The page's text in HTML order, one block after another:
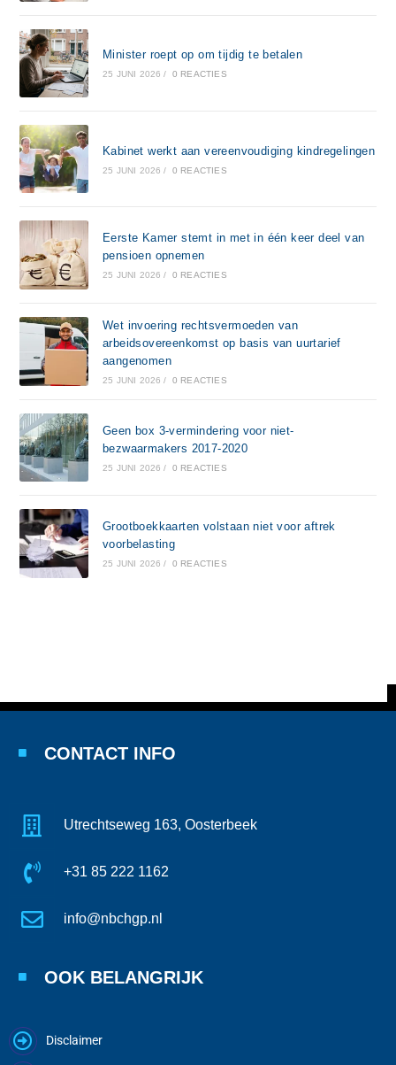
Minister roept op om tijdig te betalen
25 JUNI 2026 / 0 REACTIES
Kabinet werkt aan vereenvoudiging kindregelingen
25 JUNI 2026 / 0 REACTIES
Eerste Kamer stemt in met in één keer deel van
pensioen opnemen
25 JUNI 2026 / 0 REACTIES
Wet invoering rechtsvermoeden van
arbeidsovereenkomst op basis van uurtarief
aangenomen
25 JUNI 2026 / 0 REACTIES
Geen box 3-vermindering voor niet-
bezwaarmakers 2017-2020
25 JUNI 2026 / 0 REACTIES
Grootboekkaarten volstaan niet voor aftrek
voorbelasting
25 JUNI 2026 / 0 REACTIES
CONTACT INFO
Utrechtseweg 163, Oosterbeek
+31 85 222 1162
info@nbchgp.nl
OOK BELANGRIJK
Disclaimer